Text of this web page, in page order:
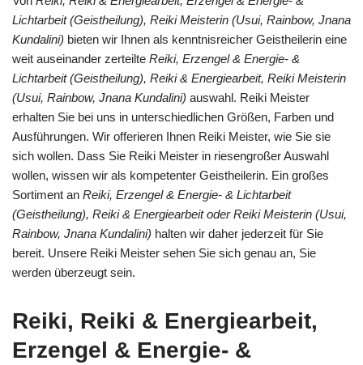
Lichtarbeit (Geistheilung), Reiki Meisterin (Usui, Rainbow, Jnana
Kundalini) bieten wir Ihnen als kenntnisreicher Geistheilerin eine
weit auseinander zerteilte Reiki, Erzengel & Energie- &
Lichtarbeit (Geistheilung), Reiki & Energiearbeit, Reiki Meisterin
(Usui, Rainbow, Jnana Kundalini) auswahl. Reiki Meister
erhalten Sie bei uns in unterschiedlichen Größen, Farben und
Ausführungen. Wir offerieren Ihnen Reiki Meister, wie Sie sie
sich wollen. Dass Sie Reiki Meister in riesengroßer Auswahl
wollen, wissen wir als kompetenter Geistheilerin. Ein großes
Sortiment an Reiki, Erzengel & Energie- & Lichtarbeit
(Geistheilung), Reiki & Energiearbeit oder Reiki Meisterin (Usui,
Rainbow, Jnana Kundalini) halten wir daher jederzeit für Sie
bereit. Unsere Reiki Meister sehen Sie sich genau an, Sie
werden überzeugt sein.
Reiki, Reiki & Energiearbeit,
Erzengel & Energie- &